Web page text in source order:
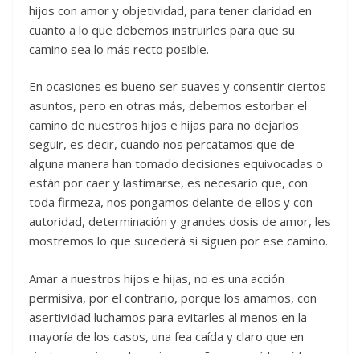
hijos con amor y objetividad, para tener claridad en
cuanto a lo que debemos instruirles para que su
camino sea lo más recto posible.
En ocasiones es bueno ser suaves y consentir ciertos
asuntos, pero en otras más, debemos estorbar el
camino de nuestros hijos e hijas para no dejarlos
seguir, es decir, cuando nos percatamos que de
alguna manera han tomado decisiones equivocadas o
están por caer y lastimarse, es necesario que, con
toda firmeza, nos pongamos delante de ellos y con
autoridad, determinación y grandes dosis de amor, les
mostremos lo que sucederá si siguen por ese camino.
Amar a nuestros hijos e hijas, no es una acción
permisiva, por el contrario, porque los amamos, con
asertividad luchamos para evitarles al menos en la
mayoría de los casos, una fea caída y claro que en